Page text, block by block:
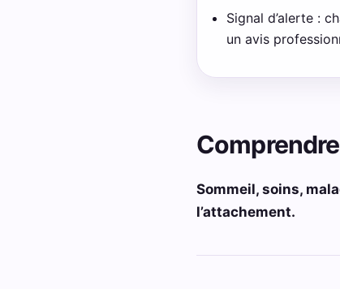
Signal d’alerte :
un avis
Sommeil, soins,
l’attachement.